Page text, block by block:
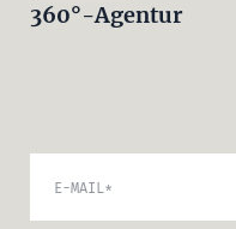
360°-Agentur
E-MAIL*